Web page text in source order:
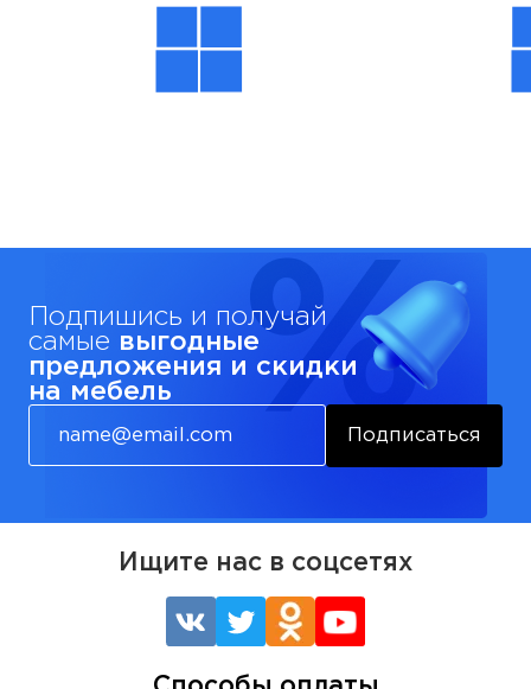
Подпишись и получай
самые выгодные
предложения и скидки
на мебель
Подписаться
Ищите нас в соцсетях